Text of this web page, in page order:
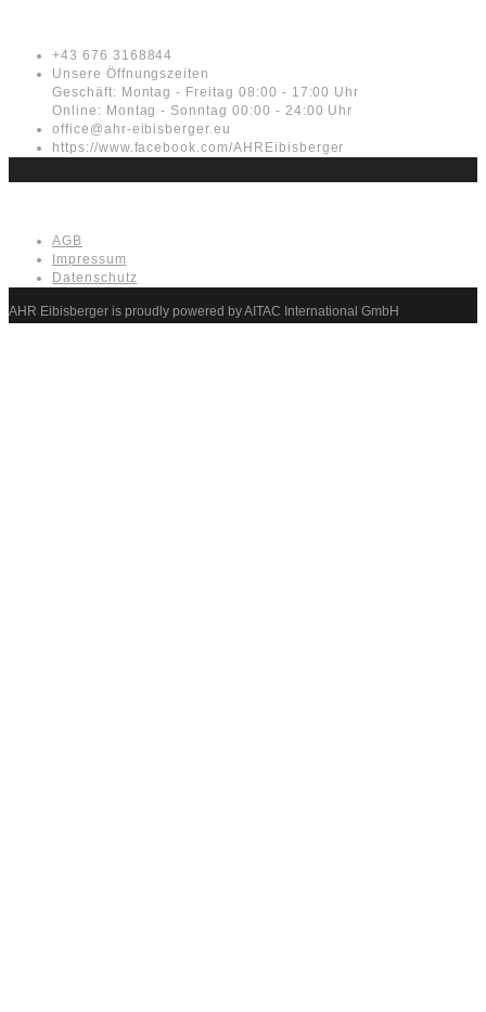
+43 676 3168844
Unsere Öffnungszeiten
Geschäft: Montag - Freitag 08:00 - 17:00 Uhr
Online: Montag - Sonntag 00:00 - 24:00 Uhr
office@ahr-eibisberger.eu
https://www.facebook.com/AHREibisberger
AGB
Impressum
Datenschutz
AHR Eibisberger is proudly powered by AITAC International GmbH